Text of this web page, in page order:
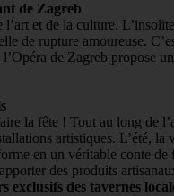
de Zagreb
et de la culture.
de rupture amoureuse.
de Zagreb propose
la fête ! Tout au long de
artistiques. L’été,
en un véritable conte
des produits
exclusifs des tavernes